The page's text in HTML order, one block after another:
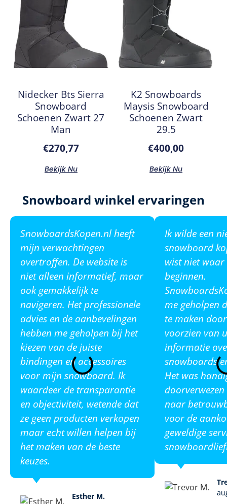
Nidecker Bts Sierra
Snowboard
Schoenen Zwart 27
Man
€270,77
Bekijk Nu
K2 Snowboards
Maysis Snowboard
Schoenen Zwart
29.5
€400,00
Bekijk Nu
Snowboard winkel ervaringen
SnowboardsKopen.nl heeft
mijn verwachtingen
overtroffen. De website is
niet alleen informatief, maar
ook gemakkelijk te
navigeren. Het professionele
advies en de aanbevelingen
hebben me geholpen bij het
kiezen van de juiste
bindingen en accessoires
voor mijn snowboard. Ik
waardeer de transparantie
en objectiviteit, wetende dat
ze geen producten verkopen
maar echt willen helpen bij
het maken van de beste
keuzes.
Esther M.
Ik wilde een
snowboard
wist niet waar
beginnen.
me geholpen
te maken
voorzien van
informatie
snowboards
Het was
naar
voor de
geweldige